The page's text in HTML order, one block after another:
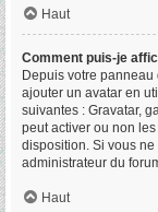
Haut
Comment puis-je
Depuis votre panneau
ajouter un avatar en
suivantes : Gravatar,
peut activer ou non
disposition. Si vous ne
administrateur du
Haut